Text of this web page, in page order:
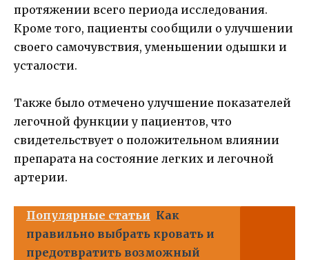
протяжении всего периода исследования.
Кроме того, пациенты сообщили о улучшении
своего самочувствия, уменьшении одышки и
усталости.
Также было отмечено улучшение показателей
легочной функции у пациентов, что
свидетельствует о положительном влиянии
препарата на состояние легких и легочной
артерии.
Популярные статьи Как
правильно выбрать кровать и
предотвратить возможный